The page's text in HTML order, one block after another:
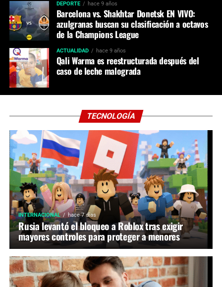
DEPORTE hace 9 años
Barcelona vs. Shakhtar Donetsk EN VIVO:
azulgranas buscan su clasificación a octavos
de la Champions League
ACTUALIDAD hace 9 años
Qali Warma es reestructurada después del
caso de leche malograda
TECNOLOGÍA
INTERNACIONAL hace 7 días
Rusia levantó el bloqueo a Roblox tras exigir
mayores controles para proteger a menores